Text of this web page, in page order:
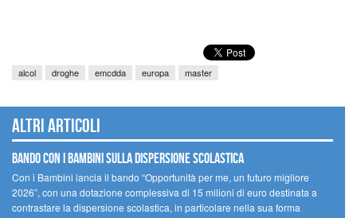
alcol droghe emcdda europa master
Altri articoli
Bando Con i Bambini sulla dispersione scolastica
Con i Bambini lancia il bando “Opportunità per me, un futuro migliore
2026”, con una dotazione complessiva di 15 milioni di euro destinata a
contrastare la dispersione scolastica, in particolare nella sua forma